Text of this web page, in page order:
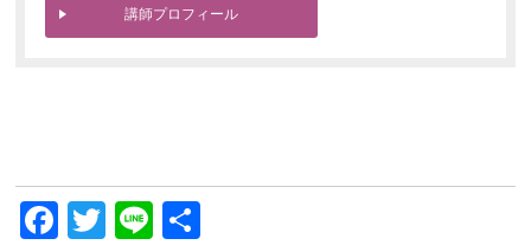
講師プロフィール
Facebook
Twitter
Line